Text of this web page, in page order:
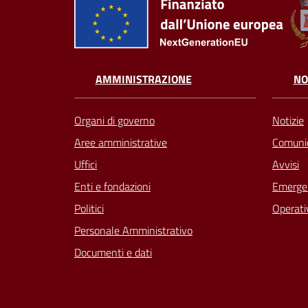
AMMINISTRAZIONE
Organi di governo
Aree amministrative
Uffici
Enti e fondazioni
Politici
Personale Amministrativo
Documenti e dati
Notizie
Avvisi